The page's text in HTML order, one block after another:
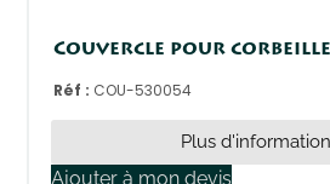
Couvercle pour
Réf : COU-530054
Plus
Ajouter à mon devis